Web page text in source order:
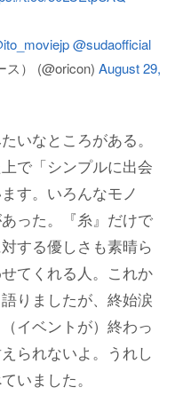
@sudaofficial
ス） (@oricon) August 29,
いなところがある。
で「シンプルに出会
す。いろんなモノ
った。『糸』だけで
する優しさも素晴ら
てくれる人。これか
りましたが、終始涙
イベントが）終わっ
られないよ。うれし
いました。